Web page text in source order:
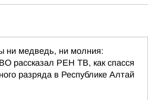
ни медведь, ни молния:
рассказал РЕН ТВ, как спасся
разряда в Республике Алтай